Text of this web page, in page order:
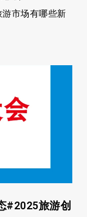
市场有哪些新
#2025旅游创